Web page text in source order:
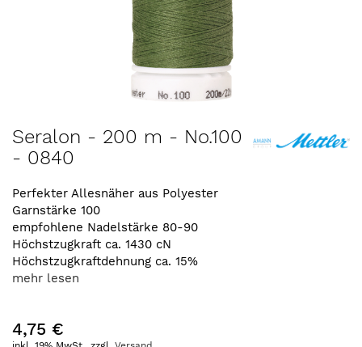
Anfang
der
springen
Seralon - 200 m - No.100
- 0840
Perfekter Allesnäher aus Polyester
Garnstärke 100
empfohlene Nadelstärke 80-90
Höchstzugkraft ca. 1430 cN
Höchstzugkraftdehnung ca. 15%
mehr lesen
4,75 €